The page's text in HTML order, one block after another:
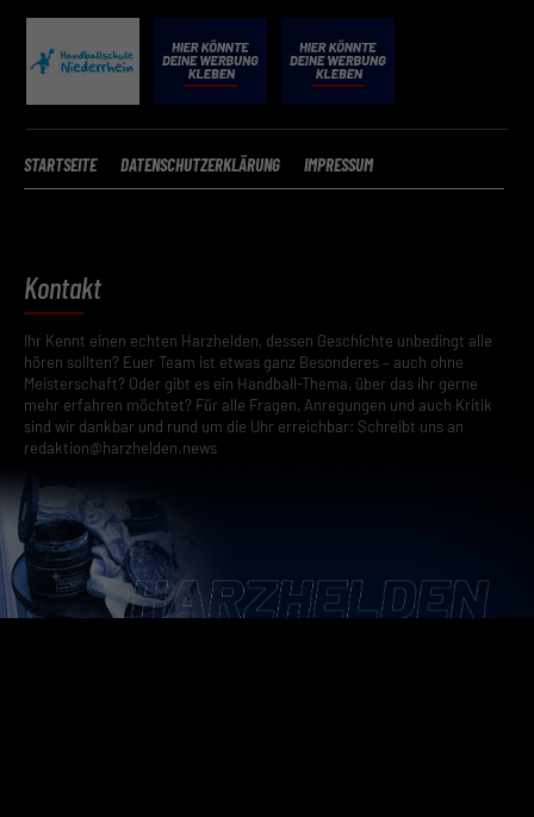
STARTSEITE DATENSCHUTZERKLÄRUNG IMPRESSUM
Kontakt
Ihr Kennt einen echten Harzhelden, dessen Geschichte unbedingt alle
hören sollten? Euer Team ist etwas ganz Besonderes – auch ohne
Meisterschaft? Oder gibt es ein Handball-Thema, über das ihr gerne
mehr erfahren möchtet? Für alle Fragen, Anregungen und auch Kritik
sind wir dankbar und rund um die Uhr erreichbar: Schreibt uns an
redaktion@harzhelden.news